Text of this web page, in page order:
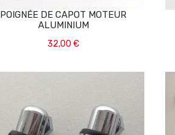
POIGNÉE DE CAPOT MOTEUR
ALUMINIUM
32,00 €
Ajouter Au Panier